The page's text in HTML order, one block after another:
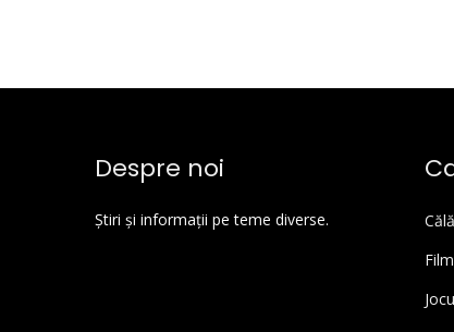
Despre noi
Știri și informații pe teme diverse.